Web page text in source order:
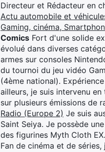
Directeur et Rédacteur en
Actu automobile et
Gaming, cinéma,
Comics Fort d'une solide
évolué dans diverses
armes sur consoles
du tournoi du jeu vidéo
(4ème national).
ailleurs, je suis intervenu
sur plusieurs émissions de
Radio (Europe 2) Je suis
Saint Seiya. Je possède
des figurines Myth Cloth
Fan de cinéma et de